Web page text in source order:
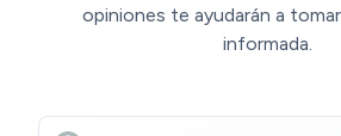
opiniones te ayudarán a
informada.